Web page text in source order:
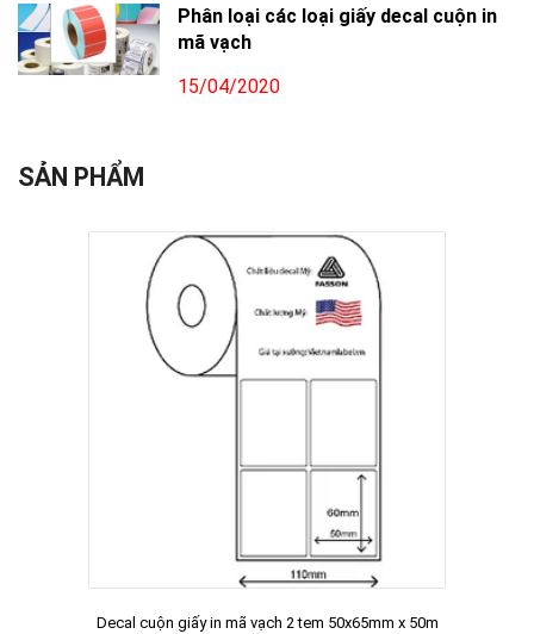
Phân loại các loại giấy decal cuộn in
mã vạch
15/04/2020
SẢN PHẨM
Decal cuộn giấy in mã vạch 2 tem 50x65mm x 50m